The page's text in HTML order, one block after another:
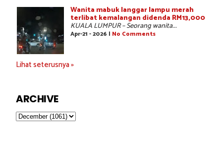
Wanita mabuk langgar lampu merah
terlibat kemalangan didenda RM13,000
KUALA LUMPUR – Seorang wanita...
Apr-21 - 2026 | No Comments
Lihat seterusnya »
ARCHIVE